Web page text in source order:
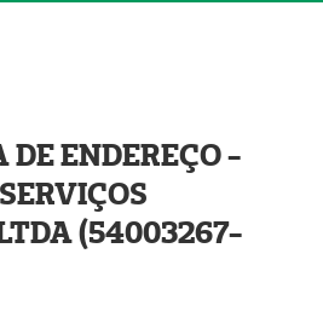
ENDEREÇO -
(54003267-